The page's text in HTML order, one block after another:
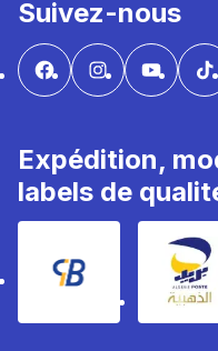
Suivez-nous
Expédition,
labels de